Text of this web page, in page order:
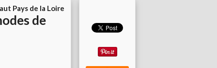
Pays de la Loire
de